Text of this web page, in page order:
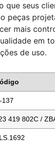
que seus
peças
mais
em
de uso.
137
419 802C /